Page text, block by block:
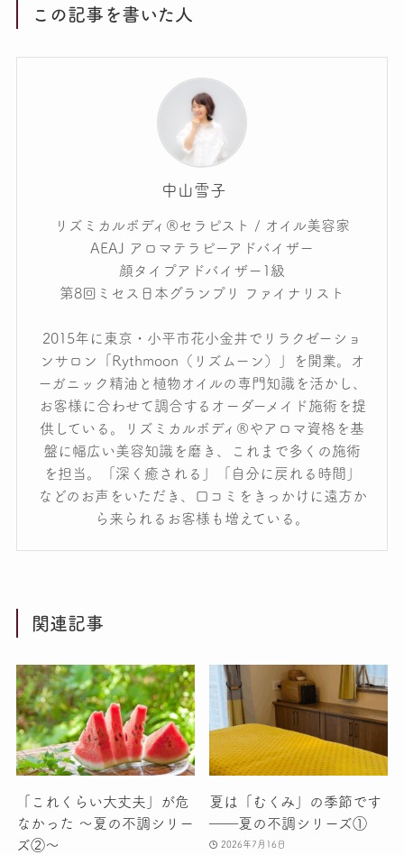
この記事を書いた人
中山雪子
リズミカルボディ®セラピスト / オイル美容家
AEAJ アロマテラピーアドバイザー
顔タイプアドバイザー1級
第8回ミセス日本グランプリ ファイナリスト
2015年に東京・小平市花小金井でリラクゼーショ
ンサロン「Rythmoon（リズムーン）」を開業。オ
ーガニック精油と植物オイルの専門知識を活かし、
お客様に合わせて調合するオーダーメイド施術を提
供している。リズミカルボディ®やアロマ資格を基
盤に幅広い美容知識を磨き、これまで多くの施術
を担当。「深く癒される」「自分に戻れる時間」
などのお声をいただき、口コミをきっかけに遠方か
ら来られるお客様も増えている。
関連記事
「これくらい大丈夫」が危
なかった 〜夏の不調シリー
ズ②〜
夏は「むくみ」の季節です
――夏の不調シリーズ①
2026年7月16日